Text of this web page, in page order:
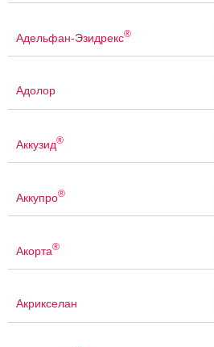
Адельфан-Эзидрекс®
Адолор
Аккузид®
Аккупро®
Акорта®
Акрикселан